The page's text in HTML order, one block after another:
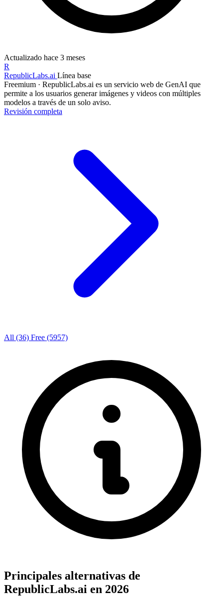
Actualizado hace 3 meses
R
RepublicLabs.ai Línea base
Freemium · RepublicLabs.ai es un servicio web de GenAI que
permite a los usuarios generar imágenes y videos con múltiples
modelos a través de un solo aviso.
Revisión completa
All (36) Free (5957)
Principales alternativas de
RepublicLabs.ai en 2026